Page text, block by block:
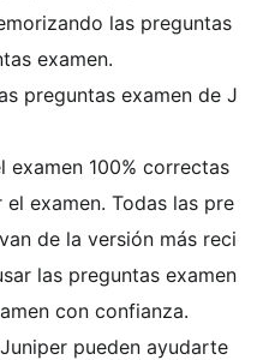
las preguntas
examen.
preguntas examen de J
examen 100% correctas
examen. Todas las pre
de la versión más reci
las preguntas examen
con confianza.
pueden ayudarte